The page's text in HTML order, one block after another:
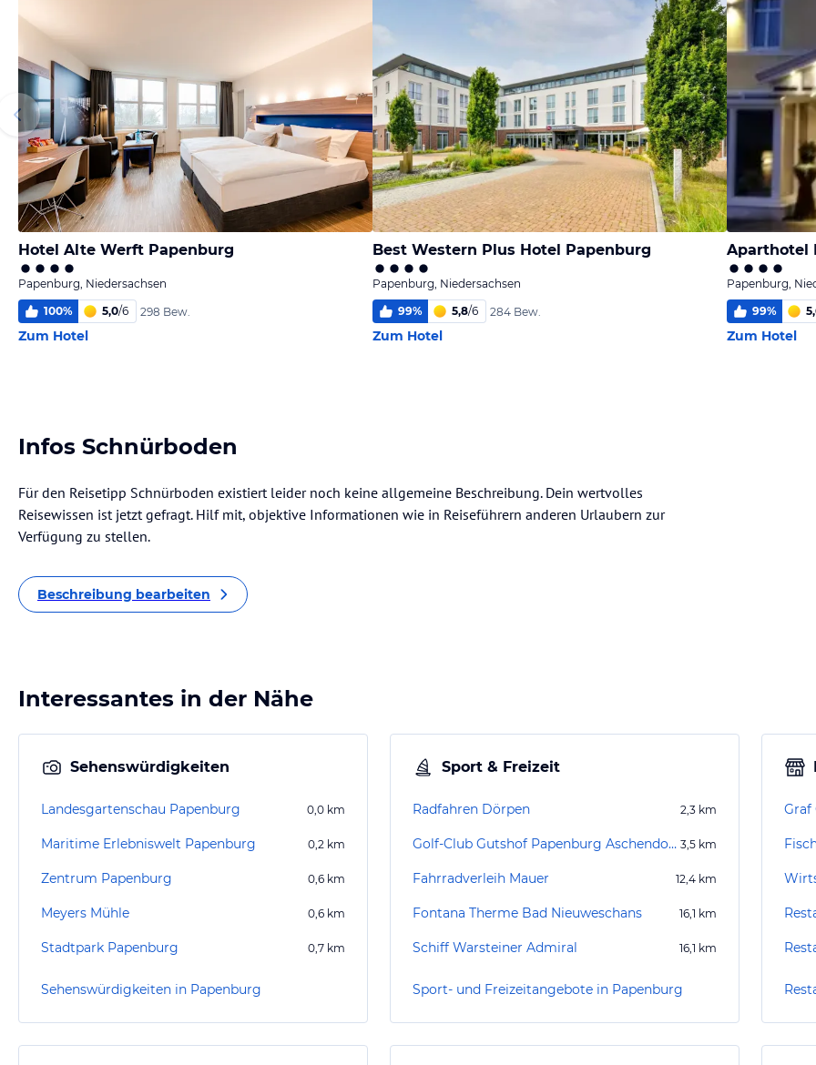
Hotel Alte Werft Papenburg
Papenburg, Niedersachsen
100% 5,0/6 298 Bew.
Zum Hotel
Best Western Plus Hotel Papenburg
Papenburg, Niedersachsen
99% 5,8/6 284 Bew.
Zum Hotel
Aparthotel
Papenburg,
99%
Zum Hotel
Infos Schnürboden
Für den Reisetipp Schnürboden existiert leider noch keine allgemeine Beschreibung. Dein wertvolles
Reisewissen ist jetzt gefragt. Hilf mit, objektive Informationen wie in Reiseführern anderen Urlaubern zur
Verfügung zu stellen.
Beschreibung bearbeiten
Interessantes in der Nähe
Sehenswürdigkeiten
Landesgartenschau Papenburg 0,0 km
Maritime Erlebniswelt Papenburg 0,2 km
Zentrum Papenburg 0,6 km
Meyers Mühle 0,6 km
Stadtpark Papenburg 0,7 km
Sehenswürdigkeiten in Papenburg
Sport & Freizeit
Radfahren Dörpen 2,3 km
Golf-Club Gutshof Papenburg Aschendorf e.V. 3,5 km
Fahrradverleih Mauer 12,4 km
Fontana Therme Bad Nieuweschans 16,1 km
Schiff Warsteiner Admiral 16,1 km
Sport- und Freizeitangebote in Papenburg
Graf